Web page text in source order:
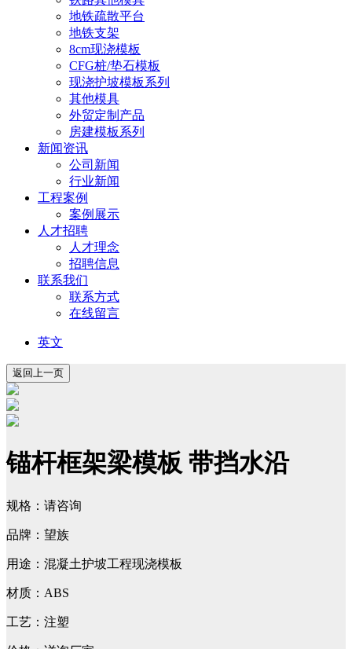
地铁疏散平台
地铁支架
8cm现浇模板
CFG桩/垫石模板
现浇护坡模板系列
其他模具
外贸定制产品
房建模板系列
新闻资讯
公司新闻
行业新闻
工程案例
案例展示
人才招聘
人才理念
招聘信息
联系我们
联系方式
在线留言
英文
锚杆框架梁模板 带挡水沿
规格：请咨询
品牌：望族
用途：混凝土护坡工程现浇模板
材质：ABS
工艺：注塑